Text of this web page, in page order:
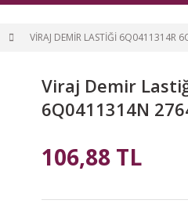
VIRAJ DEMIR LASTIĞI
Viraj Demir
6Q0411314N
106,88 TL